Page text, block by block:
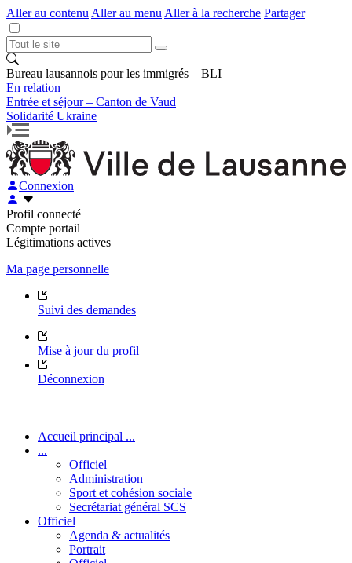
Aller au contenu Aller au menu Aller à la recherche Partager
Bureau lausannois pour les immigrés – BLI
En relation
Entrée et séjour – Canton de Vaud
Solidarité Ukraine
Connexion
Profil connecté
Compte portail
Légitimations actives
Ma page personnelle
Suivi des demandes
Mise à jour du profil
Déconnexion
Accueil principal ...
...
Officiel
Administration
Sport et cohésion sociale
Secrétariat général SCS
Officiel
Agenda & actualités
Portrait